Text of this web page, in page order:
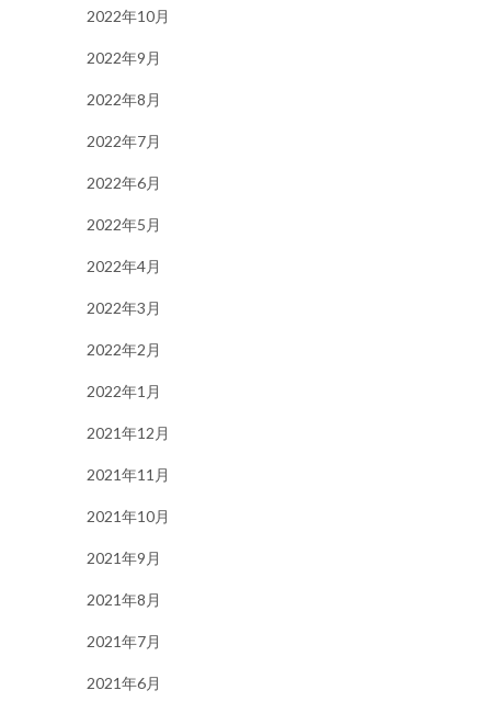
2022年10月
2022年9月
2022年8月
2022年7月
2022年6月
2022年5月
2022年4月
2022年3月
2022年2月
2022年1月
2021年12月
2021年11月
2021年10月
2021年9月
2021年8月
2021年7月
2021年6月